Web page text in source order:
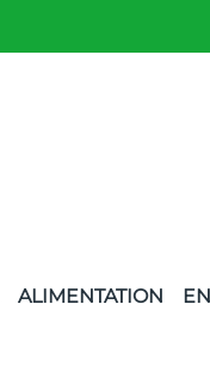
ALIMENTATION